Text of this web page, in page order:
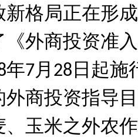
新格局正在形
外商投资准
年7月 28 日起施
外商投资指导
玉米之外农